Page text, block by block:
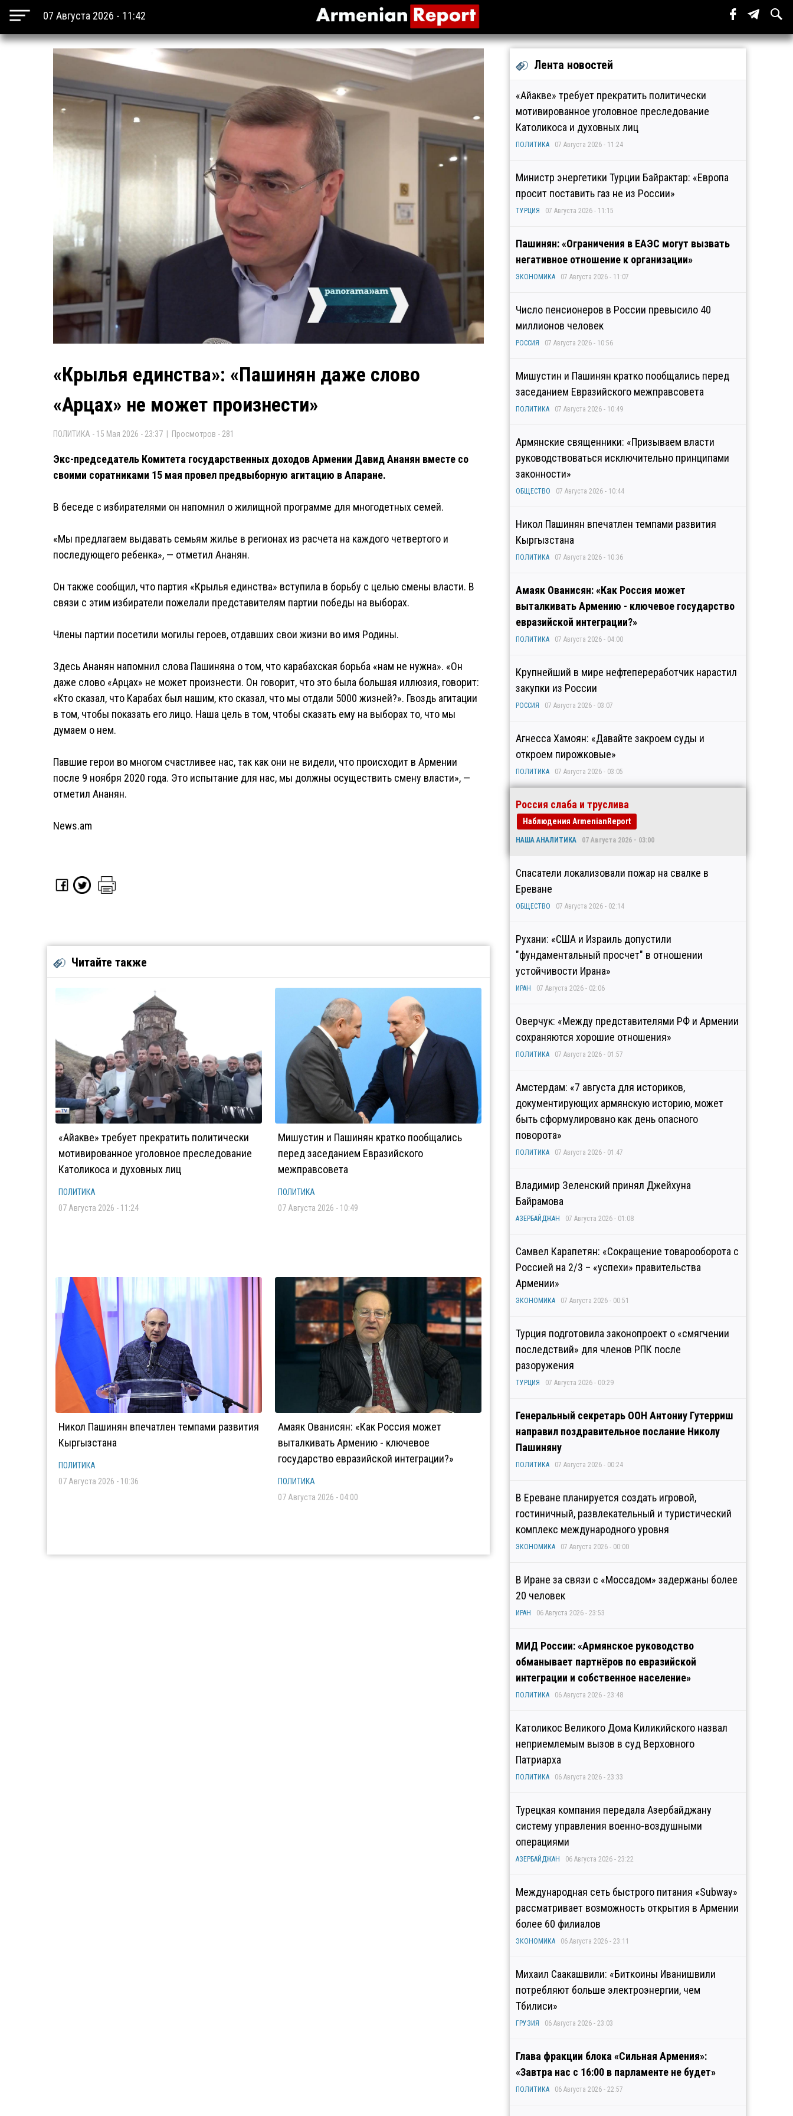
07 Августа 2026 - 11:42
«Крылья единства»: «Пашинян даже слово
«Арцах» не может произнести»
ПОЛИТИКА - 15 Мая 2026 - 23:37 | Просмотров - 281
Экс-председатель Комитета государственных доходов Армении Давид Ананян вместе со
своими соратниками 15 мая провел предвыборную агитацию в Апаране.
В беседе с избирателями он напомнил о жилищной программе для многодетных семей.
«Мы предлагаем выдавать семьям жилье в регионах из расчета на каждого четвертого и
последующего ребенка», — отметил Ананян.
Он также сообщил, что партия «Крылья единства» вступила в борьбу с целью смены власти. В
связи с этим избиратели пожелали представителям партии победы на выборах.
Члены партии посетили могилы героев, отдавших свои жизни во имя Родины.
Здесь Ананян напомнил слова Пашиняна о том, что карабахская борьба «нам не нужна». «Он
даже слово «Арцах» не может произнести. Он говорит, что это была большая иллюзия, говорит:
«Кто сказал, что Карабах был нашим, кто сказал, что мы отдали 5000 жизней?». Гвоздь агитации
в том, чтобы показать его лицо. Наша цель в том, чтобы сказать ему на выборах то, что мы
думаем о нем.
Павшие герои во многом счастливее нас, так как они не видели, что происходит в Армении
после 9 ноября 2020 года. Это испытание для нас, мы должны осуществить смену власти», —
отметил Ананян.
News.am
Читайте также
«Айакве» требует прекратить политически
мотивированное уголовное преследование
Католикоса и духовных лиц
ПОЛИТИКА
07 Августа 2026 - 11:24
Мишустин и Пашинян кратко пообщались
перед заседанием Евразийского
межправсовета
ПОЛИТИКА
07 Августа 2026 - 10:49
Никол Пашинян впечатлен темпами развития
Кыргызстана
ПОЛИТИКА
07 Августа 2026 - 10:36
Амаяк Ованисян: «Как Россия может
выталкивать Армению - ключевое
государство евразийской интеграции?»
ПОЛИТИКА
07 Августа 2026 - 04:00
Лента новостей
«Айакве» требует прекратить политически
мотивированное уголовное преследование
Католикоса и духовных лиц
ПОЛИТИКА 07 Августа 2026 - 11:24
Министр энергетики Турции Байрактар: «Европа
просит поставить газ не из России»
ТУРЦИЯ 07 Августа 2026 - 11:15
Пашинян: «Ограничения в ЕАЭС могут вызвать
негативное отношение к организации»
ЭКОНОМИКА 07 Августа 2026 - 11:07
Число пенсионеров в России превысило 40
миллионов человек
РОССИЯ 07 Августа 2026 - 10:56
Мишустин и Пашинян кратко пообщались перед
заседанием Евразийского межправсовета
ПОЛИТИКА 07 Августа 2026 - 10:49
Армянские священники: «Призываем власти
руководствоваться исключительно принципами
законности»
ОБЩЕСТВО 07 Августа 2026 - 10:44
Никол Пашинян впечатлен темпами развития
Кыргызстана
ПОЛИТИКА 07 Августа 2026 - 10:36
Амаяк Ованисян: «Как Россия может
выталкивать Армению - ключевое государство
евразийской интеграции?»
ПОЛИТИКА 07 Августа 2026 - 04:00
Крупнейший в мире нефтепереработчик нарастил
закупки из России
РОССИЯ 07 Августа 2026 - 03:07
Агнесса Хамоян: «Давайте закроем суды и
откроем пирожковые»
ПОЛИТИКА 07 Августа 2026 - 03:05
Россия слаба и труслива
Наблюдения ArmenianReport
НАША АНАЛИТИКА 07 Августа 2026 - 03:00
Спасатели локализовали пожар на свалке в
Ереване
ОБЩЕСТВО 07 Августа 2026 - 02:14
Рухани: «США и Израиль допустили
"фундаментальный просчет" в отношении
устойчивости Ирана»
ИРАН 07 Августа 2026 - 02:06
Оверчук: «Между представителями РФ и Армении
сохраняются хорошие отношения»
ПОЛИТИКА 07 Августа 2026 - 01:57
Амстердам: «7 августа для историков,
документирующих армянскую историю, может
быть сформулировано как день опасного
поворота»
ПОЛИТИКА 07 Августа 2026 - 01:47
Владимир Зеленский принял Джейхуна
Байрамова
АЗЕРБАЙДЖАН 07 Августа 2026 - 01:08
Самвел Карапетян: «Сокращение товарооборота с
Россией на 2/3 – «успехи» правительства
Армении»
ЭКОНОМИКА 07 Августа 2026 - 00:51
Турция подготовила законопроект о «смягчении
последствий» для членов РПК после
разоружения
ТУРЦИЯ 07 Августа 2026 - 00:29
Генеральный секретарь ООН Антониу Гутерриш
направил поздравительное послание Николу
Пашиняну
ПОЛИТИКА 07 Августа 2026 - 00:24
В Ереване планируется создать игровой,
гостиничный, развлекательный и туристический
комплекс международного уровня
ЭКОНОМИКА 07 Августа 2026 - 00:00
В Иране за связи с «Моссадом» задержаны более
20 человек
ИРАН 06 Августа 2026 - 23:53
МИД России: «Армянское руководство
обманывает партнёров по евразийской
интеграции и собственное население»
ПОЛИТИКА 06 Августа 2026 - 23:48
Католикос Великого Дома Киликийского назвал
неприемлемым вызов в суд Верховного
Патриарха
ПОЛИТИКА 06 Августа 2026 - 23:33
Турецкая компания передала Азербайджану
систему управления военно-воздушными
операциями
АЗЕРБАЙДЖАН 06 Августа 2026 - 23:22
Международная сеть быстрого питания «Subway»
рассматривает возможность открытия в Армении
более 60 филиалов
ЭКОНОМИКА 06 Августа 2026 - 23:11
Михаил Саакашвили: «Биткоины Иванишвили
потребляют больше электроэнергии, чем
Тбилиси»
ГРУЗИЯ 06 Августа 2026 - 23:03
Глава фракции блока «Сильная Армения»:
«Завтра нас с 16:00 в парламенте не будет»
ПОЛИТИКА 06 Августа 2026 - 22:57